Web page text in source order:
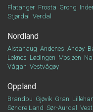
Flatanger Frosta Grong
Stjørdal
Verdal
Nordland
Alstahaug Andenes Andøy
Leknes Lødingen Mosjøen
Vågan Vestvågøy
Oppland
Brandbu Gjøvik Gran
Søndre Land Sør-Aurdal